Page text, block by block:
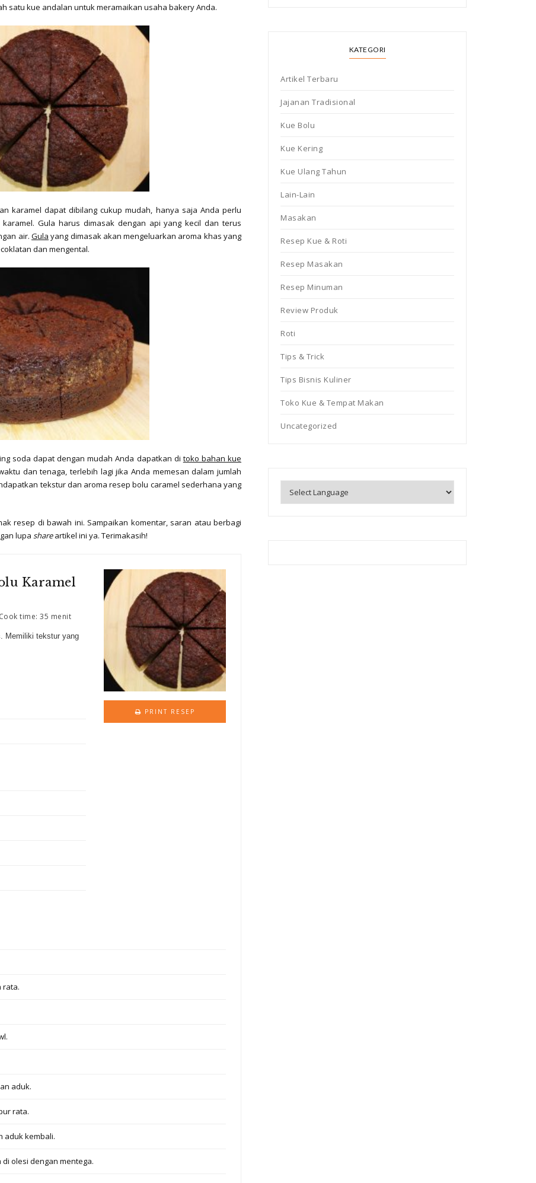
satu kue andalan untuk meramaikan usaha bakery Anda.
karamel dapat dibilang cukup mudah, hanya saja Anda perlu
Gula harus dimasak dengan api yang kecil dan terus
air. Gula yang dimasak akan mengeluarkan aroma khas yang
dan mengental.
soda dapat dengan mudah Anda dapatkan di toko bahan kue
dan tenaga, terlebih lagi jika Anda memesan dalam jumlah
tekstur dan aroma resep bolu caramel sederhana yang
resep di bawah ini. Sampaikan komentar, saran atau berbagi
lupa shareartikel ini ya. Terimakasih!
PRINT RESEP
Karamel
Cook time: 35 menit
Memiliki tekstur yang
rata.
aduk.
rata.
aduk kembali.
olesi dengan mentega.
KATEGORI
Artikel Terbaru
Jajanan Tradisional
Kue Bolu
Kue Kering
Kue Ulang Tahun
Lain-Lain
Masakan
Resep Kue & Roti
Resep Masakan
Resep Minuman
Review Produk
Roti
Tips & Trick
Tips Bisnis Kuliner
Toko Kue & Tempat Makan
Uncategorized